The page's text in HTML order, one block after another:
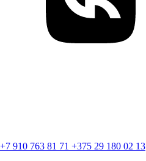
+7 910 763 81 71 +375 29 180 02 13